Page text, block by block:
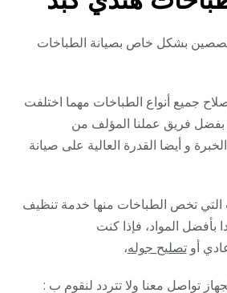
بشكل خاص بصيانة الطباخات
جميع أنواع الطباخات مهما اختلفت
بفضل فريق عملنا المؤلف من
و أيضا القدرة العالية على صيانة
تخص الطباخات منها خدمة تنظيف
بأفضل المواد، فإذا كنت
أوتصليح جوله،
تواصل معنا ولا تتردد لنقوم ب :